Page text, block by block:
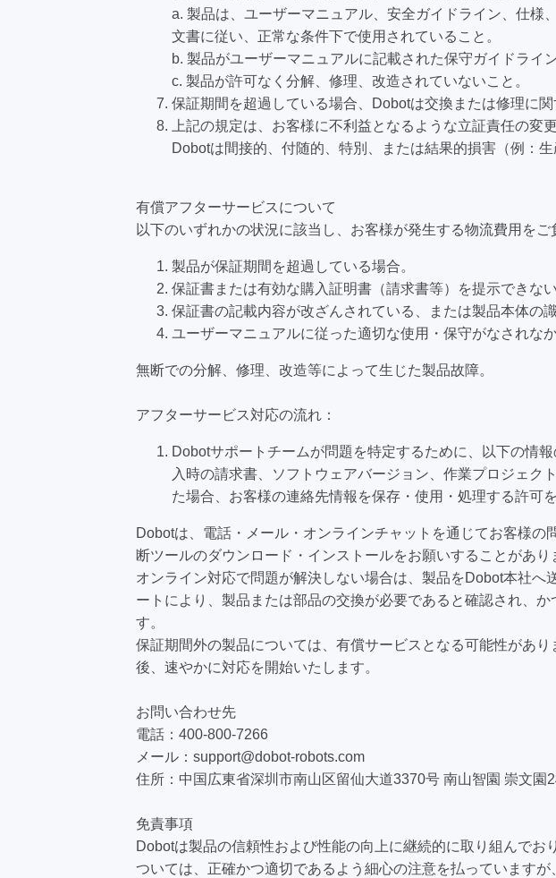
a. 製品は、ユーザーマニュアル、安全ガイドライン、仕様
文書に従い、正常な条件下で使用されていること。
b. 製品がユーザーマニュアルに記載された保守ガイドライ
c. 製品が許可なく分解、修理、改造されていないこと。
保証期間を超過している場合、Dobotは交換または修理に
上記の規定は、お客様に不利益となるような立証責任の変
Dobotは間接的、付随的、特別、または結果的損害（例：
有償アフターサービスについて
以下のいずれかの状況に該当し、お客様が発生する物流費用を
製品が保証期間を超過している場合。
保証書または有効な購入証明書（請求書等）を提示できな
保証書の記載内容が改ざんされている、または製品本体の
ユーザーマニュアルに従った適切な使用・保守がなされな
無断での分解、修理、改造等によって生じた製品故障。
アフターサービス対応の流れ：
Dobotサポートチームが問題を特定するために、以下の情
入時の請求書、ソフトウェアバージョン、作業プロジェ
た場合、お客様の連絡先情報を保存・使用・処理する許可
Dobotは、電話・メール・オンラインチャットを通じてお客様
断ツールのダウンロード・インストールをお願いすることがあり
オンライン対応で問題が解決しない場合は、製品をDobot本社
ートにより、製品または部品の交換が必要であると確認され、
す。
保証期間外の製品については、有償サービスとなる可能性があ
後、速やかに対応を開始いたします。
お問い合わせ先
電話：400-800-7266
メール：support@dobot-robots.com
住所：中国広東省深圳市南山区留仙大道3370号 南山智園 崇文園
免責事項
Dobotは製品の信頼性および性能の向上に継続的に取り組んで
ついては、正確かつ適切であるよう細心の注意を払っています